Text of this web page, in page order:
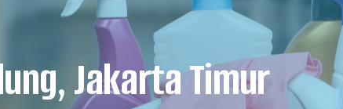
Jakarta Timur